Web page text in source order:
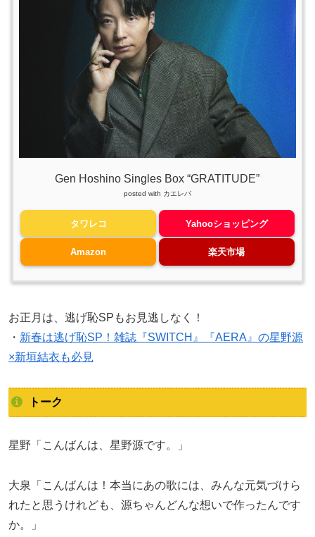
Gen Hoshino Singles Box “GRATITUDE”
posted with カエレバ
タワレコ Yahooショッピング
Amazon 楽天市場
お正月は、逃げ恥SPもお見逃しなく！
・ 新春は逃げ恥SP！雑誌『SWITCH』『AERA』の星野源
×新垣結衣も必見
トーク
星野「こんばんは、星野源です。」
大泉「こんばんは！本当にあの歌には、みんな元気づけら
れたと思うけれども、源ちゃんどんな想いで作ったんです
か。」